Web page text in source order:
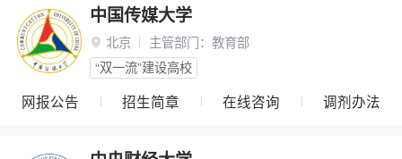
中国传媒大学
 北京 主管部门： 教育部
“双一流”建设高校
网报公告 招生简章 在线咨询 调剂办法